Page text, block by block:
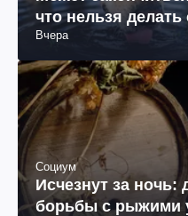
что нельзя
Вчера
Социум
Исчезнут за ночь:
борьбы с рыжими